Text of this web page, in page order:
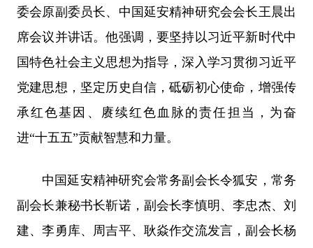
委会原副委员长、中国延安精神研究会会长王晨出
席会议并讲话。他强调，要坚持以习近平新时代中
国特色社会主义思想为指导，深入学习贯彻习近平
党建思想，坚定历史自信，砥砺初心使命，增强传
承红色基因、赓续红色血脉的责任担当，为奋
进“十五五”贡献智慧和力量。
中国延安精神研究会常务副会长令狐安，常务
副会长兼秘书长靳诺，副会长李慎明、李忠杰、刘
建、李勇库、周吉平、耿焱作交流发言，副会长杨